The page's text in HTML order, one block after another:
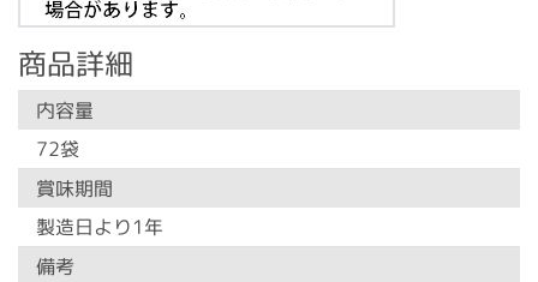
商品詳細
内容量
72袋
賞味期間
製造日より1年
備考